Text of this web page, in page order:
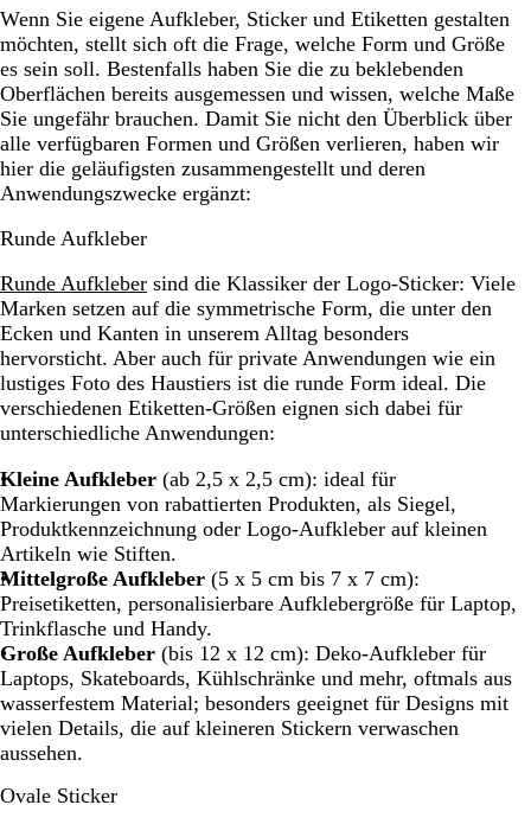
Wenn Sie eigene Aufkleber, Sticker und Etiketten gestalten
möchten, stellt sich oft die Frage, welche Form und Größe
es sein soll. Bestenfalls haben Sie die zu beklebenden
Oberflächen bereits ausgemessen und wissen, welche Maße
Sie ungefähr brauchen. Damit Sie nicht den Überblick über
alle verfügbaren Formen und Größen verlieren, haben wir
hier die geläufigsten zusammengestellt und deren
Anwendungszwecke ergänzt:
Runde Aufkleber
Runde Aufkleber sind die Klassiker der Logo-Sticker: Viele
Marken setzen auf die symmetrische Form, die unter den
Ecken und Kanten in unserem Alltag besonders
hervorsticht. Aber auch für private Anwendungen wie ein
lustiges Foto des Haustiers ist die runde Form ideal. Die
verschiedenen Etiketten-Größen eignen sich dabei für
unterschiedliche Anwendungen:
Kleine Aufkleber (ab 2,5 x 2,5 cm): ideal für
Markierungen von rabattierten Produkten, als Siegel,
Produktkennzeichnung oder Logo-Aufkleber auf kleinen
Artikeln wie Stiften.
Mittelgroße Aufkleber (5 x 5 cm bis 7 x 7 cm):
Preisetiketten, personalisierbare Aufklebergröße für Laptop,
Trinkflasche und Handy.
Große Aufkleber (bis 12 x 12 cm): Deko-Aufkleber für
Laptops, Skateboards, Kühlschränke und mehr, oftmals aus
wasserfestem Material; besonders geeignet für Designs mit
vielen Details, die auf kleineren Stickern verwaschen
aussehen.
Ovale Sticker